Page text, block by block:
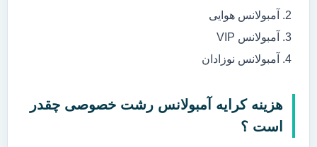
آمبولانس هوایی
آمبولانس VIP
آمبولانس نوزادان
هزینه کرایه آمبولانس رشت خصوصی چقدر
است ؟